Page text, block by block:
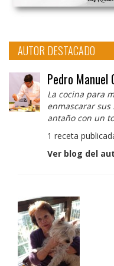
AUTOR DESTACADO
Pedro Manuel
La cocina para
enmascarar sus
antaño con un
1 receta
Ver blog del